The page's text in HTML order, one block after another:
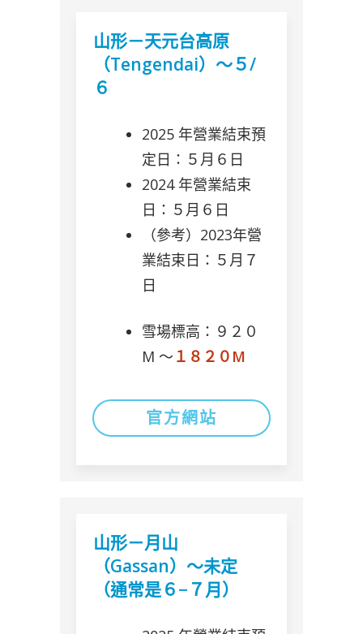
山形－天元台高原
（Tengendai）～５/
６
2025 年營業結束預
定日：５月６日
2024 年營業結束
日：５月６日
（參考）2023年營
業結束日：５月７
日
雪場標高：９２０
M 〜 １８２０M
官方網站
山形－月山
（Gassan）～未定
（通常是６−７月）